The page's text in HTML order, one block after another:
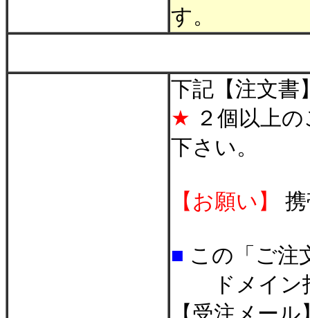
す。
下記【注文書
★ ２個以上
下さい。
【お願い】
■ この「ご注
ドメイン指